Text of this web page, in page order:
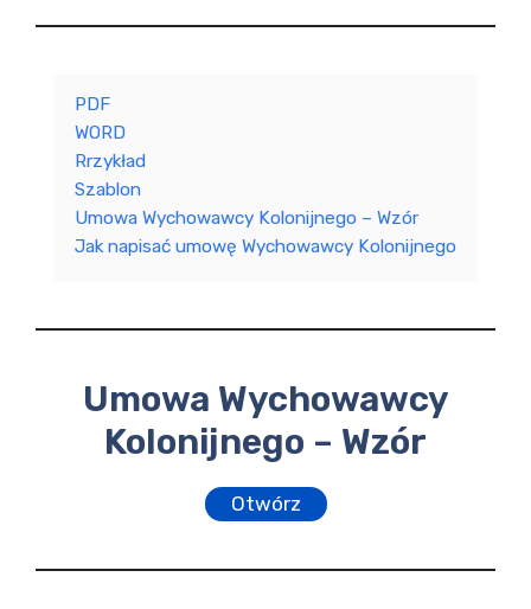
PDF
WORD
Rrzykład
Szablon
Umowa Wychowawcy Kolonijnego – Wzór
Jak napisać umowę Wychowawcy Kolonijnego
Umowa Wychowawcy
Kolonijnego – Wzór
Otwórz